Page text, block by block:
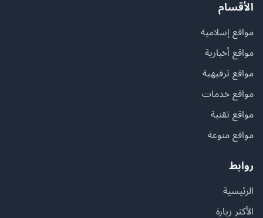
الأقسام
مواقع إسلامية
مواقع أخبارية
مواقع ترفيهية
مواقع خدمات
مواقع تقنية
مواقع منوعة
روابط
الرئيسية
الأكثر زيارة